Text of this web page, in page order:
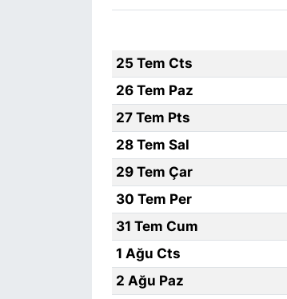
25 Tem Cts
26 Tem Paz
27 Tem Pts
28 Tem Sal
29 Tem Çar
30 Tem Per
31 Tem Cum
1 Ağu Cts
2 Ağu Paz
SARIYER HABERLERİ
SARIYER İMAR BARIŞI
SON DAKİKA HABERİ